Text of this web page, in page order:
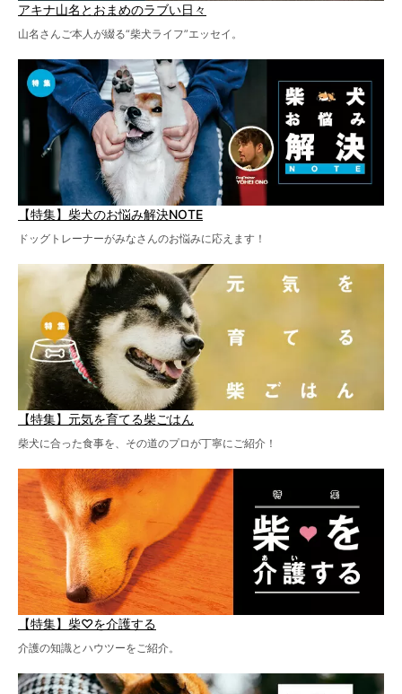
アキナ山名とおまめのラブい日々
山名さんご本人が綴る“柴犬ライフ”エッセイ。
【特集】柴犬のお悩み解決NOTE
ドッグトレーナーがみなさんのお悩みに応えます！
【特集】元気を育てる柴ごはん
柴犬に合った食事を、その道のプロが丁寧にご紹介！
【特集】柴♡を介護する
介護の知識とハウツーをご紹介。